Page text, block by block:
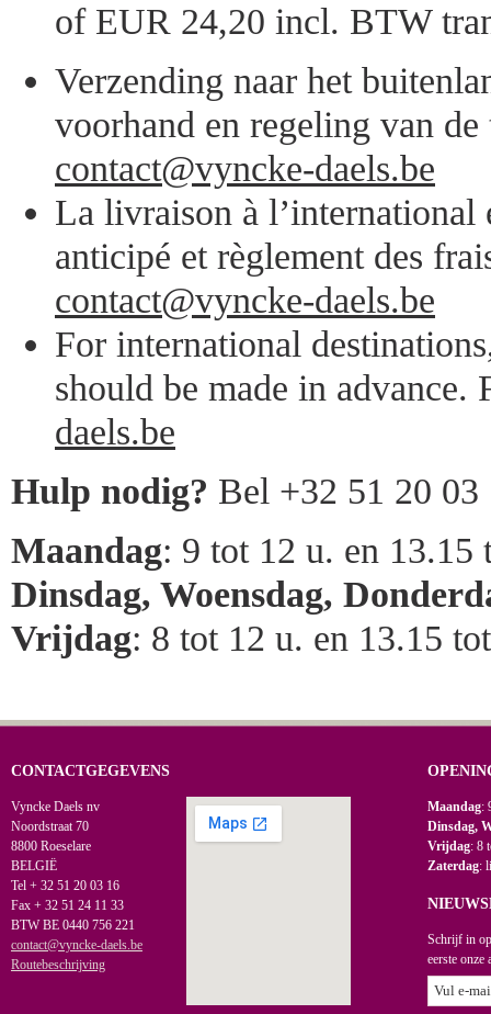
of EUR 24,20 incl. BTW
Verzending naar het
voorhand en regeling van
contact@vyncke-daels.be
La livraison à l’international
anticipé et règlement des
contact@vyncke-daels.be
For international
should be made in advance.
daels.be
Hulp nodig? Bel +32 51 20 03
Maandag: 9 tot 12 u. en 13.15
Dinsdag, Woensdag,
Vrijdag: 8 tot 12 u. en 13.15
CONTACTGEGEVENS
Vyncke Daels nv
Noordstraat 70
8800 Roeselare
BELGIË
Tel + 32 51 20 03 16
Fax + 32 51 24 11 33
BTW BE 0440 756 221
contact@vyncke-daels.be
Routebeschrijving
Maandag:
Dinsdag,
Vrijdag: 8
Zaterdag:
Schrijf in
eerste onze